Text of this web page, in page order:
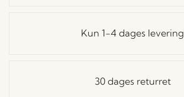
Kun 1-4 dages levering
30 dages returret